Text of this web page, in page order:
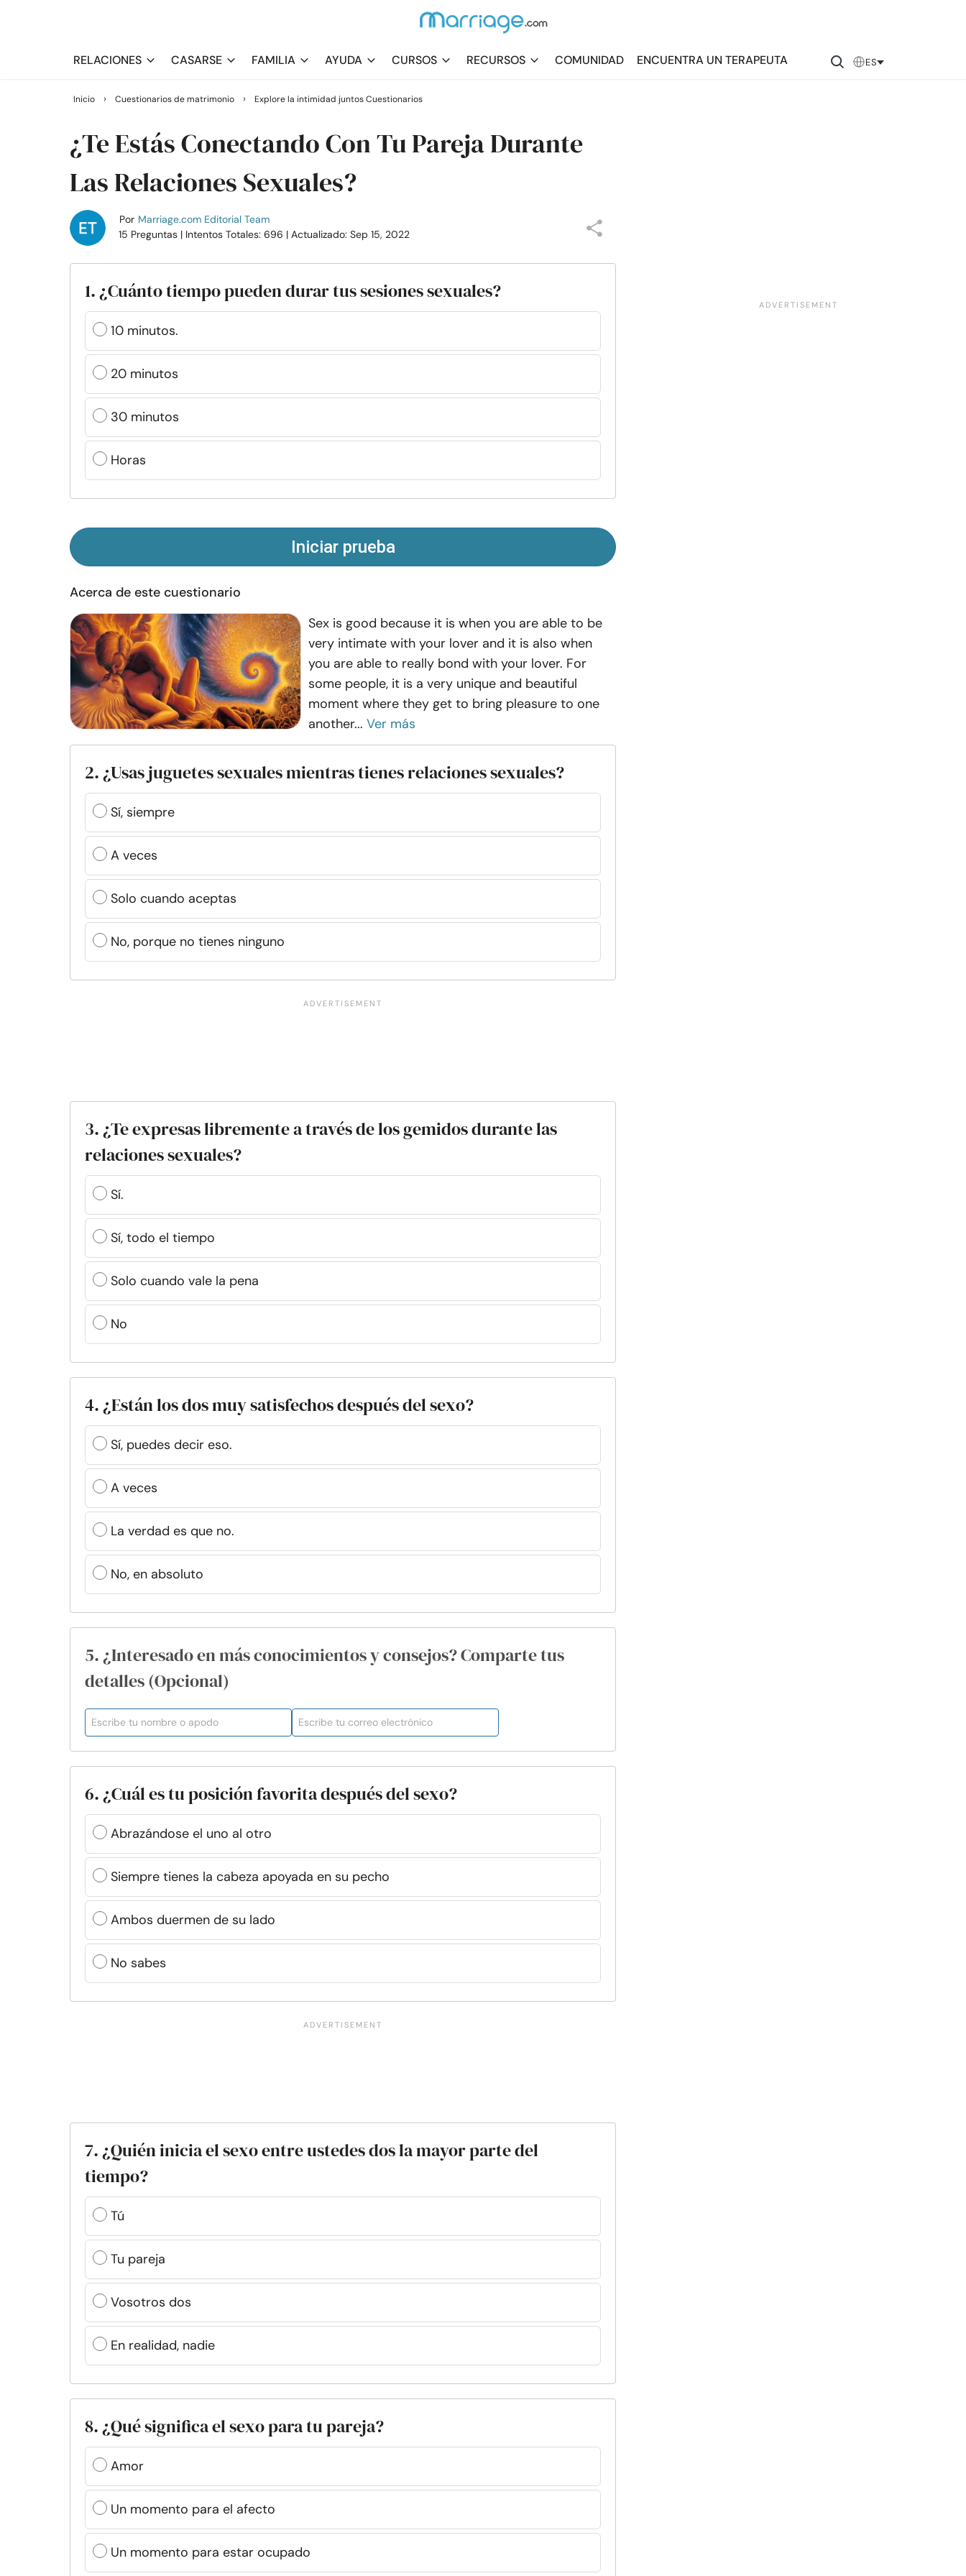
RELACIONES CASARSE FAMILIA AYUDA CURSOS RECURSOS COMUNIDAD ENCUENTRA UN TERAPEUTA ES
Inicio › Cuestionarios de matrimonio › Explore la intimidad juntos Cuestionarios
¿Te Estás Conectando Con Tu Pareja Durante
Las Relaciones Sexuales?
Por Marriage.com Editorial Team
15 Preguntas | Intentos Totales: 696 | Actualizado: Sep 15, 2022
1. ¿Cuánto tiempo pueden durar tus sesiones sexuales?
10 minutos.
20 minutos
30 minutos
Horas
Iniciar prueba
Acerca de este cuestionario
Sex is good because it is when you are able to be
very intimate with your lover and it is also when
you are able to really bond with your lover. For
some people, it is a very unique and beautiful
moment where they get to bring pleasure to one
another... Ver más
2. ¿Usas juguetes sexuales mientras tienes relaciones sexuales?
Sí, siempre
A veces
Solo cuando aceptas
No, porque no tienes ninguno
3. ¿Te expresas libremente a través de los gemidos durante las
relaciones sexuales?
Sí.
Sí, todo el tiempo
Solo cuando vale la pena
No
4. ¿Están los dos muy satisfechos después del sexo?
Sí, puedes decir eso.
A veces
La verdad es que no.
No, en absoluto
5. ¿Interesado en más conocimientos y consejos? Comparte tus
detalles (Opcional)
6. ¿Cuál es tu posición favorita después del sexo?
Abrazándose el uno al otro
Siempre tienes la cabeza apoyada en su pecho
Ambos duermen de su lado
No sabes
7. ¿Quién inicia el sexo entre ustedes dos la mayor parte del
tiempo?
Tú
Tu pareja
Vosotros dos
En realidad, nadie
8. ¿Qué significa el sexo para tu pareja?
Amor
Un momento para el afecto
Un momento para estar ocupado